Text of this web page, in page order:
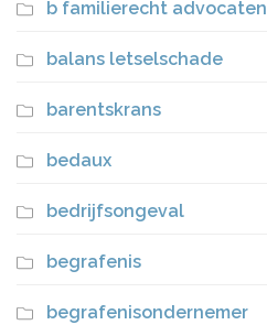
b familierecht advocaten
balans letselschade
barentskrans
bedaux
bedrijfsongeval
begrafenis
begrafenisondernemer